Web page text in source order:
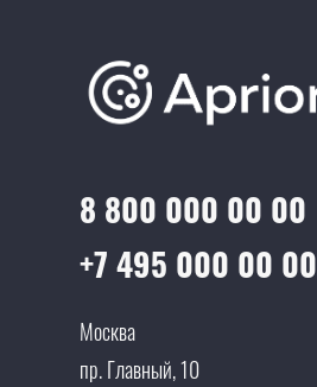
8 800 000 00 00
+7 495 000 00 00
Москва
пр. Главный, 10